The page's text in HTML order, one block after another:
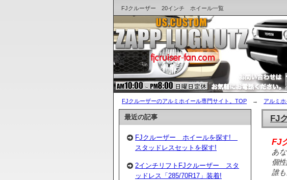
FJクルーザー 20インチ ホイール一覧
FJ
FJ
あ
個
誰
最近の記事
FJクルーザー ホイールを探す!
スタッドレスセットを探す!
2インチリフトFJクルーザー スタ
ッドレス「285/70R17」装着!
FJクルーザーのアルミホイール専門サイト。TOP → アルミ